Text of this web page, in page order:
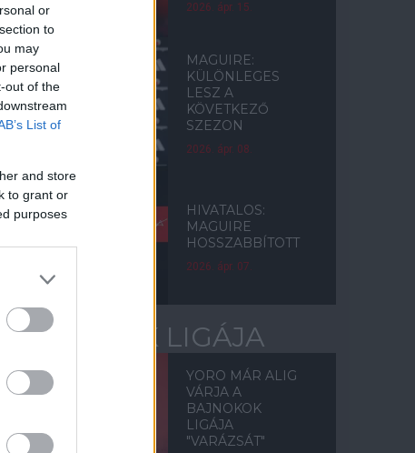
or
to
may
personal
out of the
List of
and store
to grant or
purposes
2026. ápr. 15.
MAGUIRE:
KÜLÖNLEGES
LESZ A
KÖVETKEZŐ
SZEZON
2026. ápr. 08.
HIVATALOS:
MAGUIRE
HOSSZABBÍTOTT
2026. ápr. 07.
BAJNOKOK LIGÁJA
YORO MÁR ALIG
VÁRJA A
BAJNOKOK
LIGÁJA
"VARÁZSÁT"